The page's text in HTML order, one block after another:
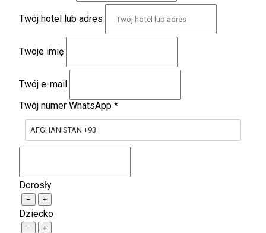
Twój hotel lub adres
Twoje imię
Twój e-mail
Twój numer WhatsApp *
AFGHANISTAN +93
Dorosły
− +
Dziecko
− +